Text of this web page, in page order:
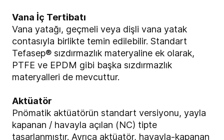
Vana İç Tertibatı
Vana yatağı, geçmeli veya dişli vana yatak
contasıyla birlikte temin edilebilir. Standart
Tefasep® sızdırmazlık materyaline ek olarak,
PTFE ve EPDM gibi başka sızdırmazlık
materyalleri de mevcuttur.
Aktüatör
Pnömatik aktüatörün standart versiyonu, yayla
kapanan / havayla açılan (NC) tipte
tasarlanmıştır. Ayrıca aktüatör, havayla-kapanan